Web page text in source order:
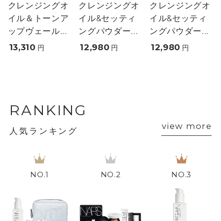
クレンジングオ
イル＆トーンア
ップヴェール...
13,310 円
クレンジングオ
イル&セッティ
ングパウダー...
12,980 円
クレンジングオ
イル&セッティ
ングパウダー...
12,980 円
RANKING
人気ランキング view more
1 2 3